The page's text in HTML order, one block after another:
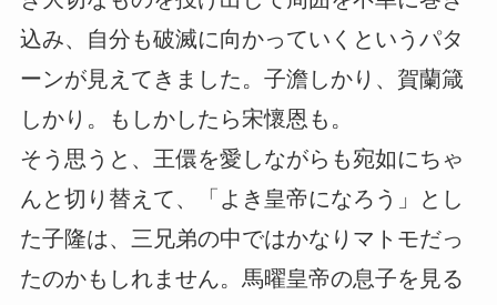
込み、自分も破滅に向かっていくというパタ
ーンが見えてきました。子澹しかり、賀蘭箴
しかり。もしかしたら宋懷恩も。
そう思うと、王儇を愛しながらも宛如にちゃ
んと切り替えて、「よき皇帝になろう」とし
た子隆は、三兄弟の中ではかなりマトモだっ
たのかもしれません。馬曜皇帝の息子を見る